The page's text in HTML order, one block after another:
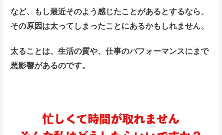
など、もし最近そのよう感じたことがあるとするなら、
その原因は太ってしまったことにあるかもしれません。
太ることは、生活の質や、仕事のパフォーマンスにまで
悪影響があるのです。